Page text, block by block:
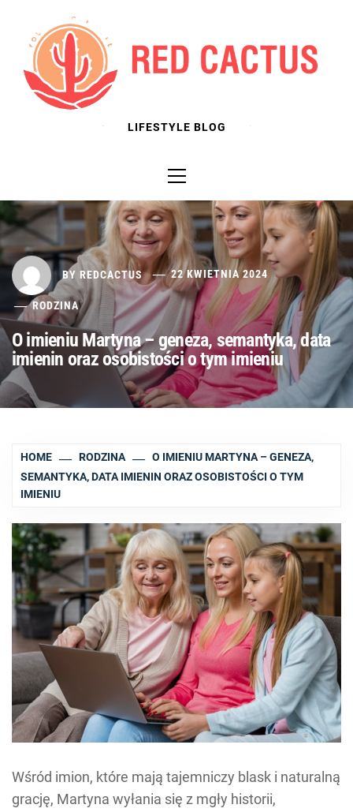
content
LIFESTYLE BLOG
Menu
BY REDCACTUS 22 KWIETNIA 2024
RODZINA
O imieniu Martyna – geneza, semantyka, data
imienin oraz osobistości o tym imieniu
HOME RODZINA
O IMIENIU MARTYNA – GENEZA,
SEMANTYKA, DATA IMIENIN ORAZ OSOBISTOŚCI O TYM
IMIENIU
Wśród imion, które mają tajemniczy blask i naturalną
grację, Martyna wyłania się z mgły historii,